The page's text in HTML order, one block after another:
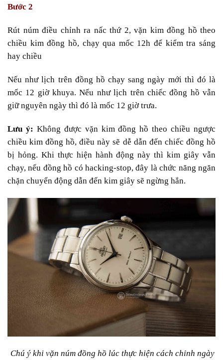
Bước 2
Rút núm điều chỉnh ra nấc thứ 2, vặn kim đồng hồ theo
chiều kim đồng hồ, chạy qua mốc 12h để kiểm tra sáng
hay chiều
Nếu như lịch trên đồng hồ chạy sang ngày mới thì đó là
mốc 12 giờ khuya.Nếu như lịch trên chiếc đồng hồ vẫn
giữ nguyên ngày thì đó là mốc 12 giờ trưa.
Lưu ý: Không được vặn kim đồng hồ theo chiều ngược
chiều kim đồng hồ, điều này sẽ dễ dẫn đến chiếc đồng hồ
bị hỏng. Khi thực hiện hành động này thì kim giây vẫn
chạy, nếu đồng hồ có hacking-stop, đây là chức năng ngăn
chặn chuyển động dẫn đến kim giây sẽ ngừng hẳn.
Chú ý khi vặn núm đồng hồ lúc thực hiện cách chỉnh ngày